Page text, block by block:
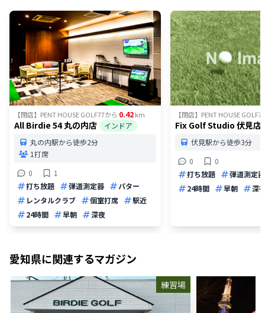
【閉店】PENT HOUSE GOLF77から 0.42km
All Birdie 54 丸の内店
インドア
丸の内駅から徒歩2分
1打席
0
1
打ち放題
弾道測定器
パター
レンタルクラブ
個室打席
駅近
24時間
早朝 深夜
【閉店】PENT HOUSE GOLF77
Fix Golf Studio 伏見店
伏見駅から徒歩3分
0
0
打ち放題
弾道測定器
24時間
早朝 深
愛知県に関連するマガジン
練習場